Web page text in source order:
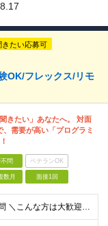
きたい応募可
OK/フレックス/リモ
きたい」あなたへ。 対面
需要が高い「プログラミ
問 ベテランOK
数月 面接1回
★完全未経験OK／学歴不問 ＼こんな方は大歓迎です／ ■安心できる環境でITデビューしたい方 ■手に職をつけて、安定した働き方を叶えたい方 ■案件は先輩と一緒に参画したい方 ■大手案件を手がけるスキ